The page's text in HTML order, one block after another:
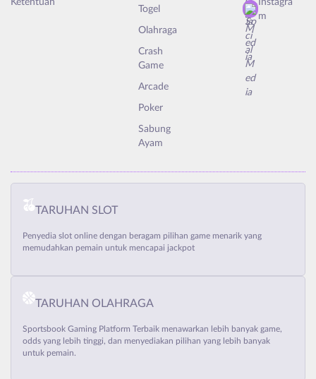
Ketentuan
Togel
Olahraga
Crash
Game
Arcade
Poker
Sabung
Ayam
Instagra
m
TARUHAN SLOT
Penyedia slot online dengan beragam pilihan game menarik yang
memudahkan pemain untuk mencapai jackpot
TARUHAN OLAHRAGA
Sportsbook Gaming Platform Terbaik menawarkan lebih banyak game,
odds yang lebih tinggi, dan menyediakan pilihan yang lebih banyak
untuk pemain.